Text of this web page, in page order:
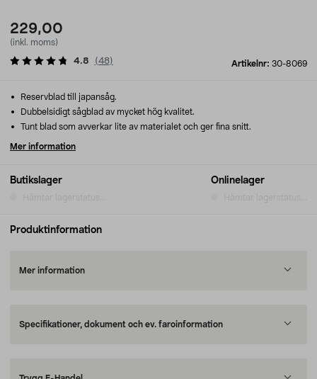
229,00
(inkl. moms)
Artikelnr: 30-8069
4.8 (48)
Butikslager Onlinelager
Reservblad till japansåg.
Dubbelsidigt sågblad av mycket hög kvalitet.
Tunt blad som avverkar lite av materialet och ger fina snitt.
Mer information
Produktinformation
Mer information
Specifikationer, dokument och ev. faroinformation